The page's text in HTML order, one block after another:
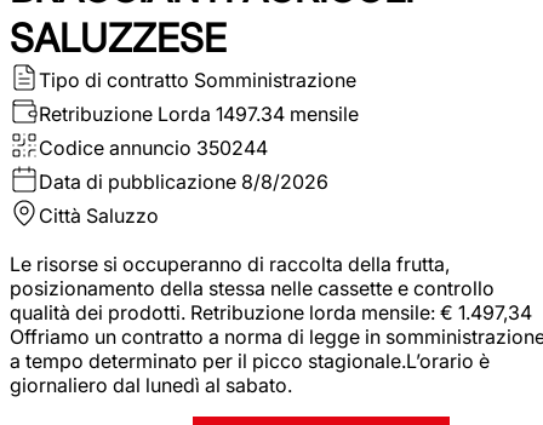
SALUZZESE
Tipo di contratto Somministrazione
Retribuzione Lorda 1497.34 mensile
Codice annuncio 350244
Data di pubblicazione 8/8/2026
Città Saluzzo
Le risorse si occuperanno di raccolta della frutta,
posizionamento della stessa nelle cassette e controllo
qualità dei prodotti. Retribuzione lorda mensile: € 1.497,34
Offriamo un contratto a norma di legge in
a tempo determinato per il picco stagionale.L’orario è
giornaliero dal lunedì al sabato.